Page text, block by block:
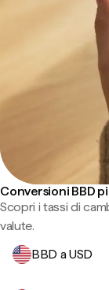
Conversioni BBD
Scopri i tassi di
valute.
BBD a USD